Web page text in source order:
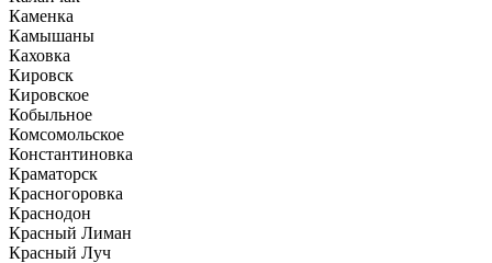
Каменка
Камышаны
Каховка
Кировск
Кировское
Кобыльное
Комсомольское
Константиновка
Краматорск
Красногоровка
Краснодон
Красный Лиман
Красный Луч